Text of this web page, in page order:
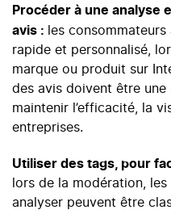
Procéder à une analyse
avis : les
rapide et personnalisé,
marque ou produit sur
des avis doivent être
maintenir l’efficacité, la
entreprises.
Utiliser des tags, pour
lors de la modération,
analyser peuvent être